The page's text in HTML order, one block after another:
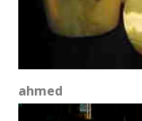
ahmed